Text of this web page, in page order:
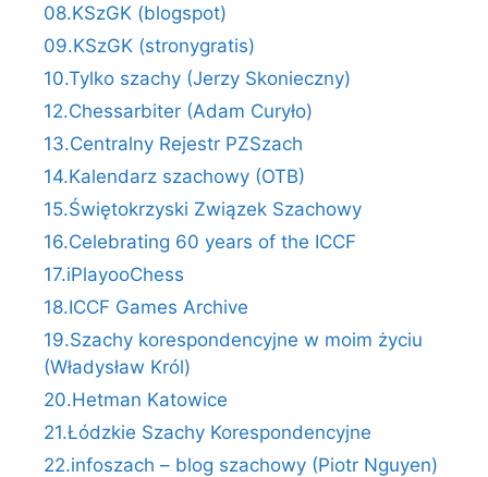
08.KSzGK (blogspot)
09.KSzGK (stronygratis)
10.Tylko szachy (Jerzy Skonieczny)
12.Chessarbiter (Adam Curyło)
13.Centralny Rejestr PZSzach
14.Kalendarz szachowy (OTB)
15.Świętokrzyski Związek Szachowy
16.Celebrating 60 years of the ICCF
17.iPlayooChess
18.ICCF Games Archive
19.Szachy korespondencyjne w moim życiu
(Władysław Król)
20.Hetman Katowice
21.Łódzkie Szachy Korespondencyjne
22.infoszach – blog szachowy (Piotr Nguyen)